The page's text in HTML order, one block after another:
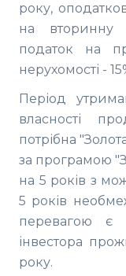
року,
на вторинну
податок на
нерухомості -
Період
власності
потрібна
за програмою
на 5 років з
5 років
перевагою є
інвестора
року.